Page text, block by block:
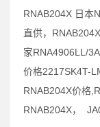
RNAB204X 日本
直供，
家RNA4906LL/
价格2217SK4T-
RNAB204X价格
RNAB204X，